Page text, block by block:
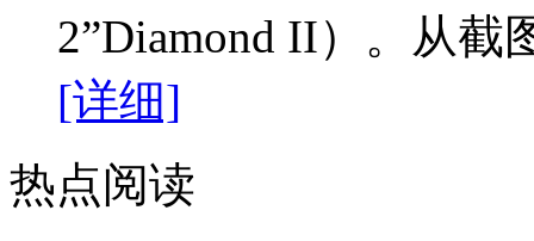
2”Diamond II）。从截
[详细]
热点阅读